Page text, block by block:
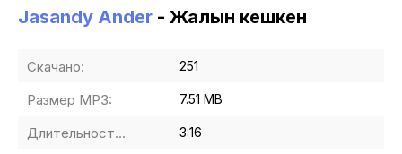
Jasandy Ander - Жалын кешкен
Скачано: 251
Размер MP3: 7.51 MB
Длительность MP3: 3:16